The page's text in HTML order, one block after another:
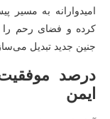
امیدوارانه به
کرده و فضای رحم را
جنین جدید تبدیل
درصد موفقیت
ایمن